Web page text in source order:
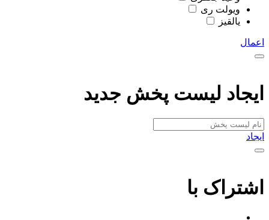
ویولت ری
یالقیز
اعمال
ایجاد لیست پخش جدید
ایجاد
اشتراک با